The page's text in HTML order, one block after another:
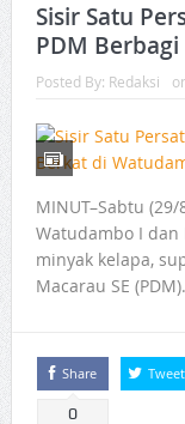
Sisir Satu
PDM
Posted By: Redaksi
MINUT–Sabtu
Watudambo I
minyak kelapa,
Macarau SE
Share
0
Tweet